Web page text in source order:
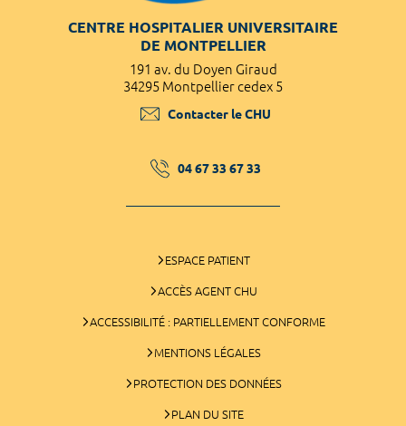
CENTRE HOSPITALIER UNIVERSITAIRE
DE MONTPELLIER
191 av. du Doyen Giraud
34295 Montpellier cedex 5
Contacter le CHU
04 67 33 67 33
ESPACE PATIENT
ACCÈS AGENT CHU
ACCESSIBILITÉ : PARTIELLEMENT CONFORME
MENTIONS LÉGALES
PROTECTION DES DONNÉES
PLAN DU SITE